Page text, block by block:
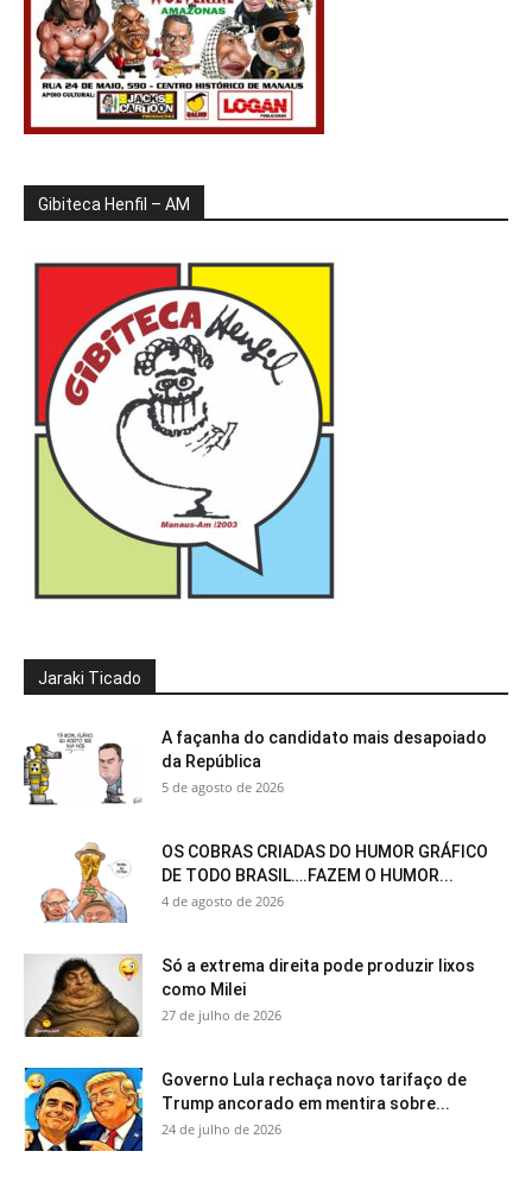
Gibiteca Henfil – AM
Jaraki Ticado
A façanha do candidato mais desapoiado
da República
5 de agosto de 2026
OS COBRAS CRIADAS DO HUMOR GRÁFICO
DE TODO BRASIL….FAZEM O HUMOR...
4 de agosto de 2026
Só a extrema direita pode produzir lixos
como Milei
27 de julho de 2026
Governo Lula rechaça novo tarifaço de
Trump ancorado em mentira sobre...
24 de julho de 2026